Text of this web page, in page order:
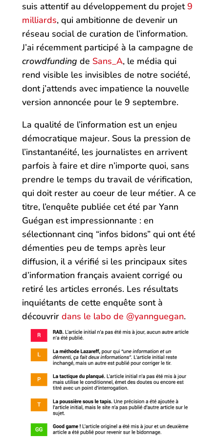
suis attentif au développement du projet 9
milliards, qui ambitionne de devenir un
réseau social de curation de l’information.
J’ai récemment participé à la campagne de
crowdfunding de Sans_A, le média qui
rend visible les invisibles de notre société,
dont j’attends avec impatience la nouvelle
version annoncée pour le 9 septembre.
La qualité de l’information est un enjeu
démocratique majeur. Sous la pression de
l’instantanéité, les journalistes en arrivent
parfois à faire et dire n’importe quoi, sans
prendre le temps du travail de vérification,
qui doit rester au coeur de leur métier. A ce
titre, l’enquête publiée cet été par Yann
Guégan est impressionnante : en
sélectionnant cinq “infos bidons” qui ont été
démenties peu de temps après leur
diffusion, il a vérifié si les principaux sites
d’information français avaient corrigé ou
retiré les articles erronés. Les résultats
inquiétants de cette enquête sont à
découvrir dans le labo de @yannguegan.